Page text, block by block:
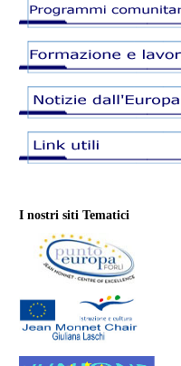
I nostri siti Tematici